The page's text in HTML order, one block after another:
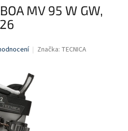
MV 95 W GW,
Značka: TECNICA